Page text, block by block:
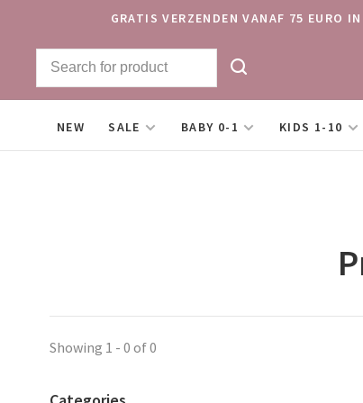
GRATIS VERZENDEN VANAF 75 EURO
NEW SALE BABY 0-1 KIDS 1-10
Showing 1 - 0 of 0